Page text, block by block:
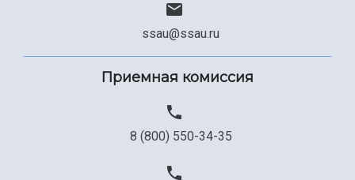
ssau@ssau.ru
Приемная комиссия
8 (800) 550-34-35